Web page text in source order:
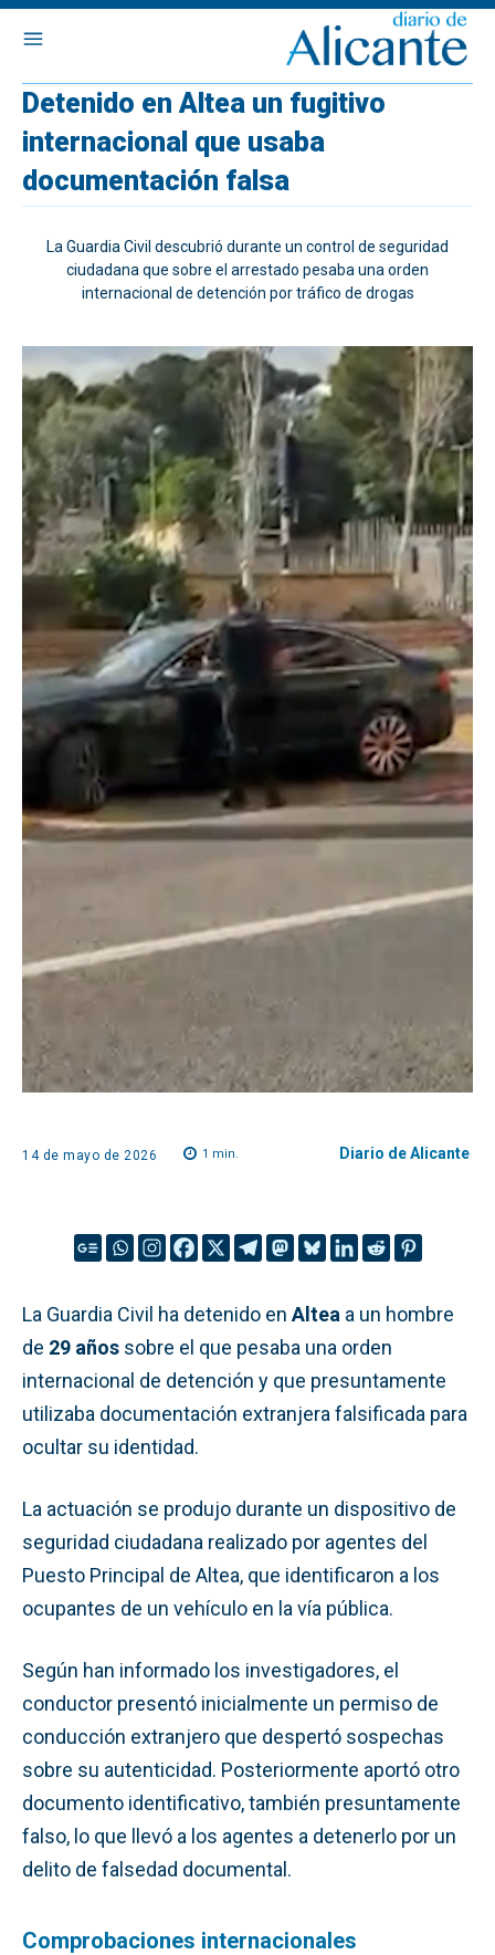
Detenido en Altea un fugitivo
internacional que usaba
documentación falsa
La Guardia Civil descubrió durante un control de seguridad
ciudadana que sobre el arrestado pesaba una orden
internacional de detención por tráfico de drogas
14 de mayo de 2026 1 min. Diario de Alicante
La Guardia Civil ha detenido en Altea a un hombre
de 29 años sobre el que pesaba una orden
internacional de detención y que presuntamente
utilizaba documentación extranjera falsificada para
ocultar su identidad.
La actuación se produjo durante un dispositivo de
seguridad ciudadana realizado por agentes del
Puesto Principal de Altea, que identificaron a los
ocupantes de un vehículo en la vía pública.
Según han informado los investigadores, el
conductor presentó inicialmente un permiso de
conducción extranjero que despertó sospechas
sobre su autenticidad. Posteriormente aportó otro
documento identificativo, también presuntamente
falso, lo que llevó a los agentes a detenerlo por un
delito de falsedad documental.
Comprobaciones internacionales